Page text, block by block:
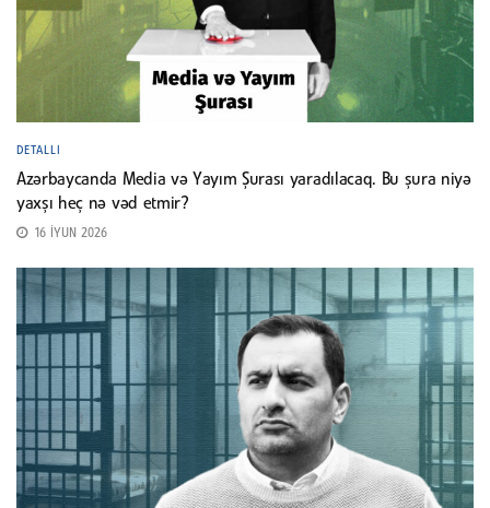
DETALLI
Azərbaycanda Media və Yayım Şurası yaradılacaq. Bu şura niyə
yaxşı heç nə vəd etmir?
16 İYUN 2026